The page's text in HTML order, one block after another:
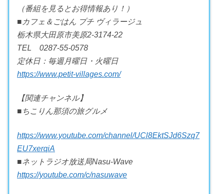
（番組を見るとお得情報あり！）
■カフェ＆ごはん プチ ヴィラージュ
栃木県大田原市美原2-3174-22
TEL 0287-55-0578
定休日：毎週月曜日・火曜日
https://www.petit-villages.com/
【関連チャンネル】
■ちこりん那須の旅グルメ
https://www.youtube.com/channel/UCl8EktSJd6Szq7
EU7xerqiA
■ネットラジオ放送局Nasu-Wave
https://youtube.com/c/nasuwave